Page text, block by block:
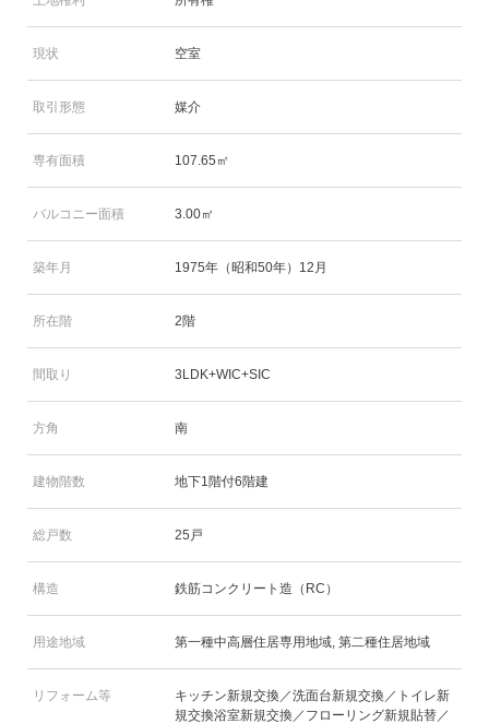
現状 空室
取引形態 媒介
専有面積 107.65㎡
バルコニー面積 3.00㎡
築年月 1975年（昭和50年）12月
所在階 2階
間取り 3LDK+WIC+SIC
方角 南
建物階数 地下1階付6階建
総戸数 25戸
構造 鉄筋コンクリート造（RC）
用途地域 第一種中高層住居専用地域, 第二種住居地域
リフォーム等
キッチン新規交換／洗面台新規交換／トイレ新
規交換浴室新規交換／フローリング新規貼替／